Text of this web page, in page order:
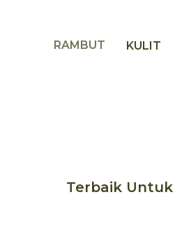
RAMBUT KULIT
Terbaik Untuk